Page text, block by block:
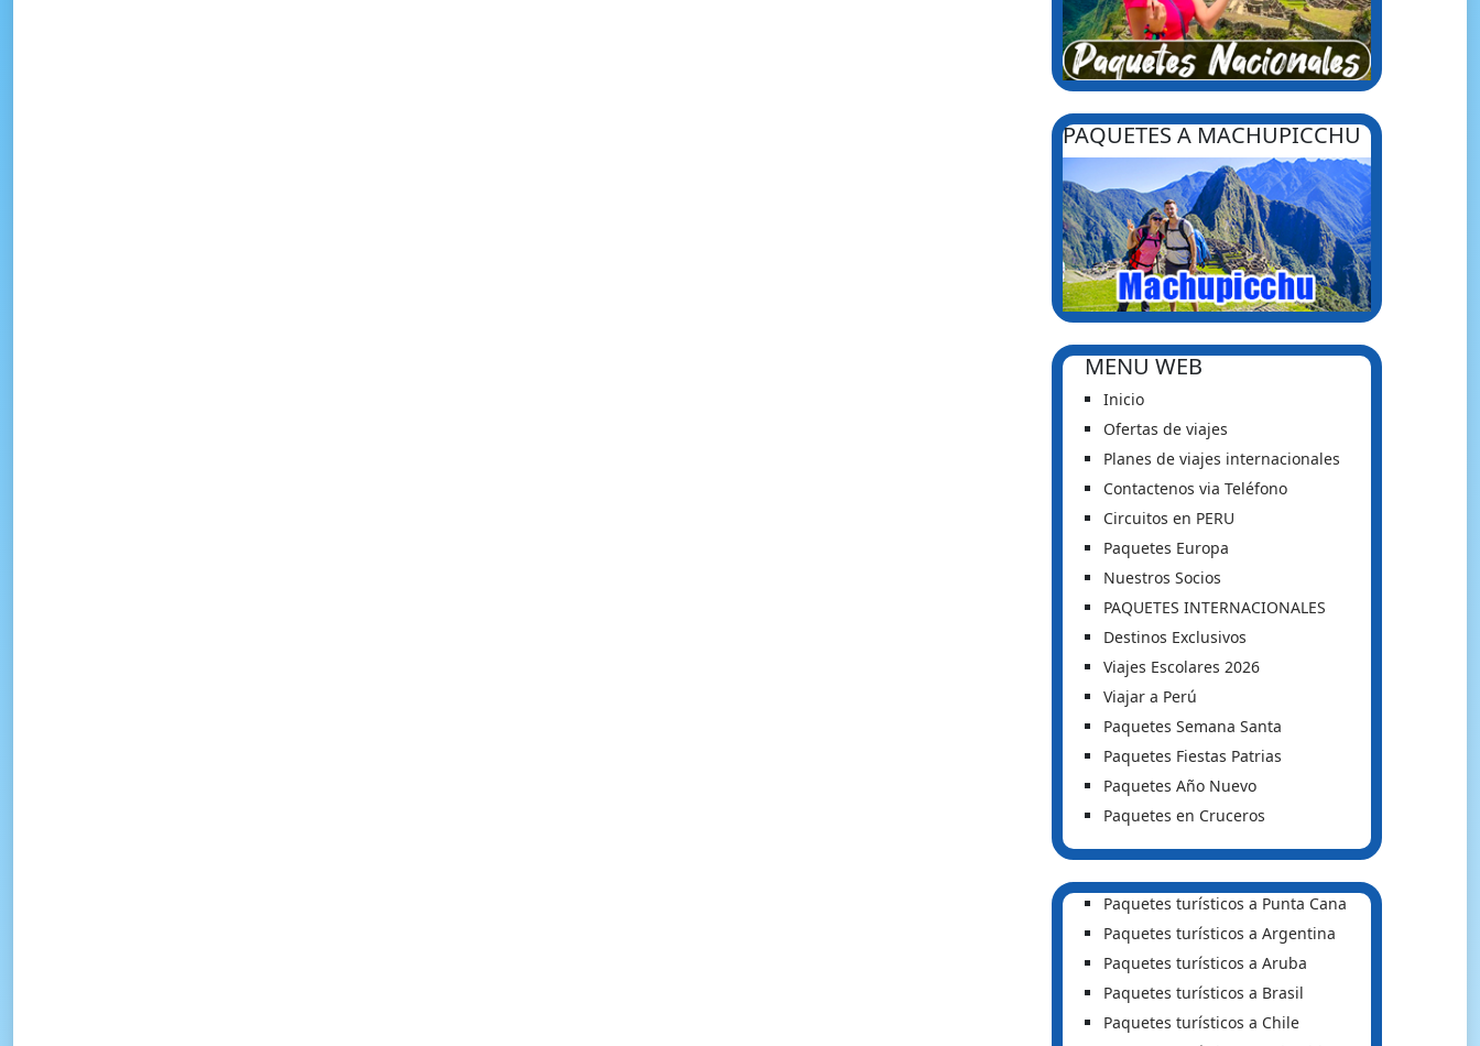
PAQUETES A MACHUPICCHU
MENU WEB
Inicio
Ofertas de viajes
Planes de viajes internacionales
Contactenos via Teléfono
Circuitos en PERU
Paquetes Europa
Nuestros Socios
PAQUETES INTERNACIONALES
Destinos Exclusivos
Viajes Escolares 2026
Viajar a Perú
Paquetes Semana Santa
Paquetes Fiestas Patrias
Paquetes Año Nuevo
Paquetes en Cruceros
Paquetes turísticos a Punta Cana
Paquetes turísticos a Argentina
Paquetes turísticos a Aruba
Paquetes turísticos a Brasil
Paquetes turísticos a Chile